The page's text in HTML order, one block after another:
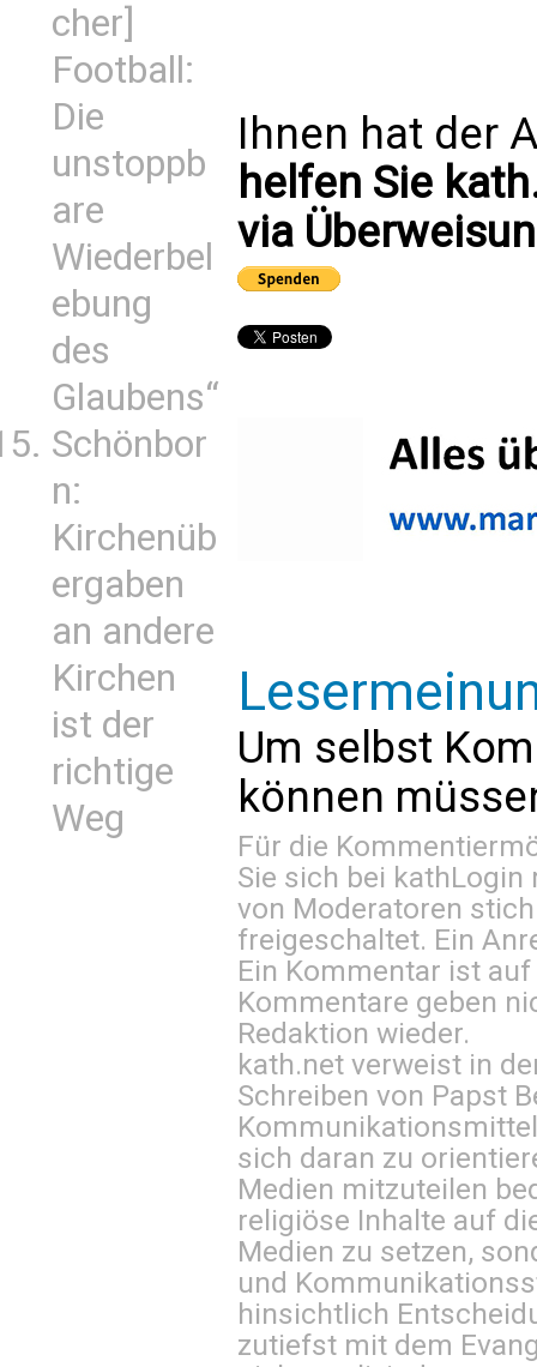
cher]
Football:
Die
unstoppb
are
Wiederbel
ebung
des
Glaubens“
Schönbor
n:
Kirchenüb
ergaben
an andere
Kirchen
ist der
richtige
Weg
Ihnen hat der
helfen Sie
via
Um selbst
können
Für die
Sie sich bei kathLogin
von Moderatoren
freigeschaltet. Ein
Ein Kommentar ist
Kommentare geben
Redaktion wieder.
kath.net verweist in
Schreiben von Papst
sich daran zu
Medien mitzuteilen
religiöse Inhalte auf
Medien zu setzen,
und
hinsichtlich
zutiefst mit dem